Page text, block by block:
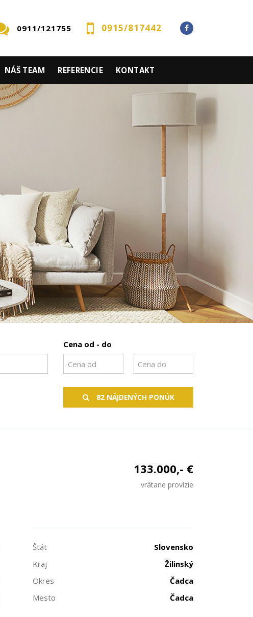
0915/817442
0911/121755
NÁŠ TEAM REFERENCIE KONTAKT
Cena od - do
82 NÁJDENÝCH PONÚK
133.000,- €
vrátane provízie
Štát
Slovensko
Kraj
Žilinský
Okres
Čadca
Mesto
Čadca